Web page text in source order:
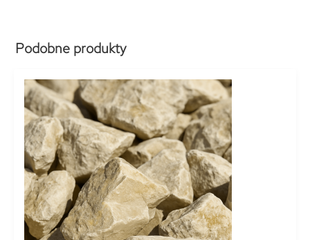
Podobne produkty